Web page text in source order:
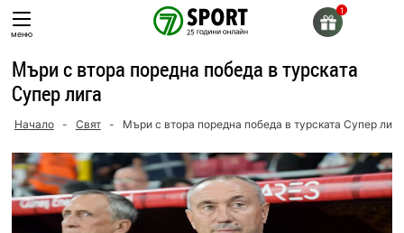
Skip
toменю
Мъри с втора поредна победа в турската
Супер лига
Начало - Свят - Мъри с втора поредна победа в турската Супер лига